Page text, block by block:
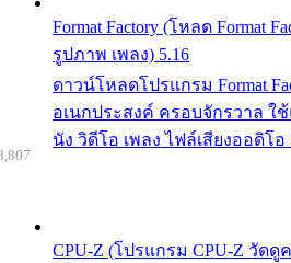
Format Factory (โหลด Format
รูปภาพ เพลง) 5.16
ดาวน์โหลดโปรแกรม Format
อเนกประสงค์ ครอบจักรวาล ใ
นัง วิดีโอ เพลง ไฟล์เสียงออดิโอ
CPU-Z (โปรแกรม CPU-Z วัดดู